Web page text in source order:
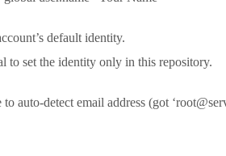
default identity.
to set the identity only in this repository.
to auto-detect email address (got